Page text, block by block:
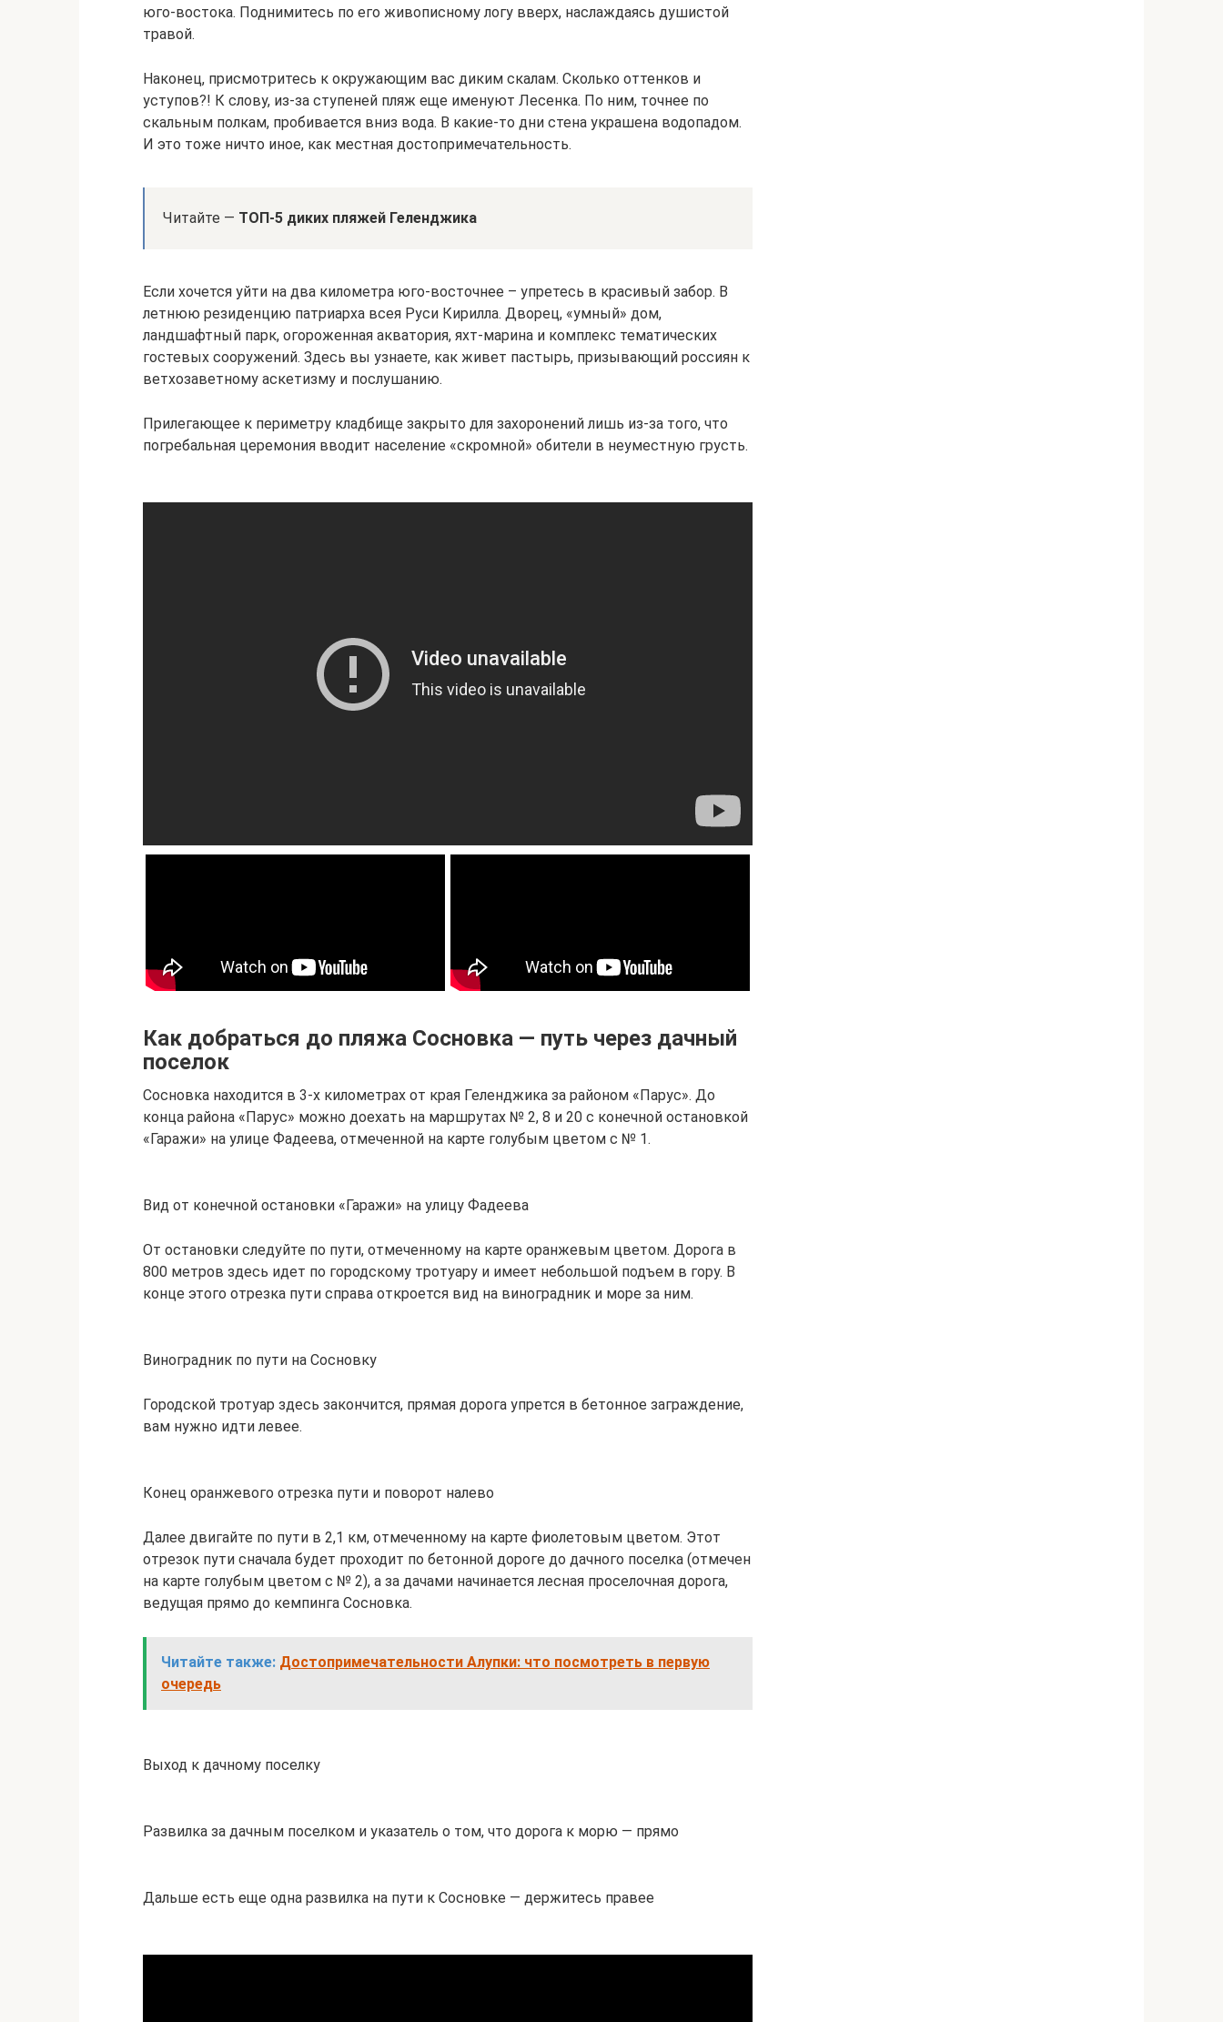
юго-востока. Поднимитесь по его живописному логу вверх, наслаждаясь душистой
травой.
Наконец, присмотритесь к окружающим вас диким скалам. Сколько оттенков и
уступов?! К слову, из-за ступеней пляж еще именуют Лесенка. По ним, точнее по
скальным полкам, пробивается вниз вода. В какие-то дни стена украшена водопадом.
И это тоже ничто иное, как местная достопримечательность.
Читайте — ТОП-5 диких пляжей Геленджика
Если хочется уйти на два километра юго-восточнее – упретесь в красивый забор. В
летнюю резиденцию патриарха всея Руси Кирилла. Дворец, «умный» дом,
ландшафтный парк, огороженная акватория, яхт-марина и комплекс тематических
гостевых сооружений. Здесь вы узнаете, как живет пастырь, призывающий россиян к
ветхозаветному аскетизму и послушанию.
Прилегающее к периметру кладбище закрыто для захоронений лишь из-за того, что
погребальная церемония вводит население «скромной» обители в неуместную грусть.
Как добраться до пляжа Сосновка — путь через дачный
поселок
Сосновка находится в 3-х километрах от края Геленджика за районом «Парус». До
конца района «Парус» можно доехать на маршрутах № 2, 8 и 20 с конечной остановкой
«Гаражи» на улице Фадеева, отмеченной на карте голубым цветом с № 1.
Вид от конечной остановки «Гаражи» на улицу Фадеева
От остановки следуйте по пути, отмеченному на карте оранжевым цветом. Дорога в
800 метров здесь идет по городскому тротуару и имеет небольшой подъем в гору. В
конце этого отрезка пути справа откроется вид на виноградник и море за ним.
Виноградник по пути на Сосновку
Городской тротуар здесь закончится, прямая дорога упрется в бетонное заграждение,
вам нужно идти левее.
Конец оранжевого отрезка пути и поворот налево
Далее двигайте по пути в 2,1 км, отмеченному на карте фиолетовым цветом. Этот
отрезок пути сначала будет проходит по бетонной дороге до дачного поселка (отмечен
на карте голубым цветом с № 2), а за дачами начинается лесная проселочная дорога,
ведущая прямо до кемпинга Сосновка.
Читайте также: Достопримечательности Алупки: что посмотреть в первую
очередь
Выход к дачному поселку
Развилка за дачным поселком и указатель о том, что дорога к морю — прямо
Дальше есть еще одна развилка на пути к Сосновке — держитесь правее